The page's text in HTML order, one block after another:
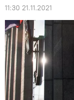
11:30 21.11.2021